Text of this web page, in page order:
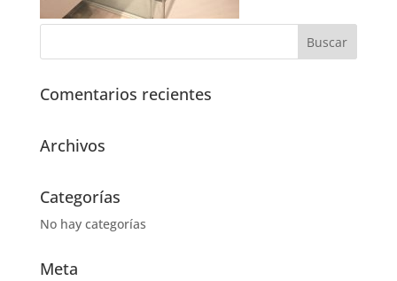
Comentarios recientes
Archivos
Categorías
No hay categorías
Meta